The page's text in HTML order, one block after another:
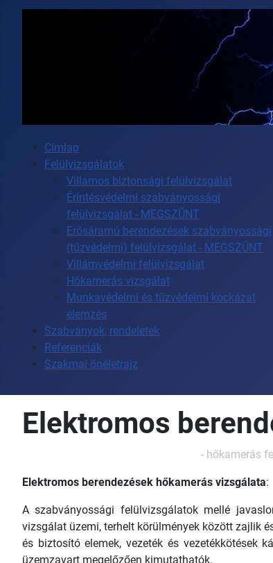
Címlap
Felülvizsgálatok
Villamos biztonsági felülvizsgálat
Érintésvédelmi szabványossági
felülvizsgálat - MEGSZŰNT
Erősáramú berendezések szabványossági
(tűzvédelmi) felülvizsgálat - MEGSZŰNT
Villámvédelmi felülvizsgálat
Hőkamerás vizsgálat
Munkavédelmi és tűzvédelmi kockázat
elemzés
Szabványok, rendeletek
Referenciák
Szakmai önéletrajz
Elektromos
- hőkamerás
Elektromos berendezések hőkamerás vizsgálata:
A szabványossági felülvizsgálatok mellé
vizsgálat üzemi, terhelt körülmények között zajlik
és biztosító elemek, vezeték és vezetékkötések
üzemzavart megelőzően kimutathatók.